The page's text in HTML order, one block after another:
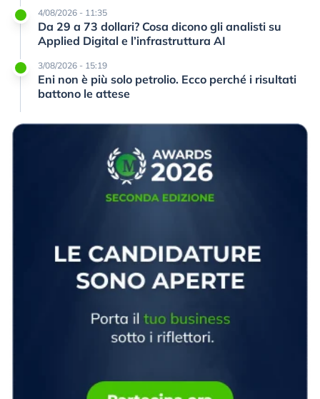
4/08/2026 - 11:35
Da 29 a 73 dollari? Cosa dicono gli analisti su
Applied Digital e l’infrastruttura AI
3/08/2026 - 15:19
Eni non è più solo petrolio. Ecco perché i risultati
battono le attese